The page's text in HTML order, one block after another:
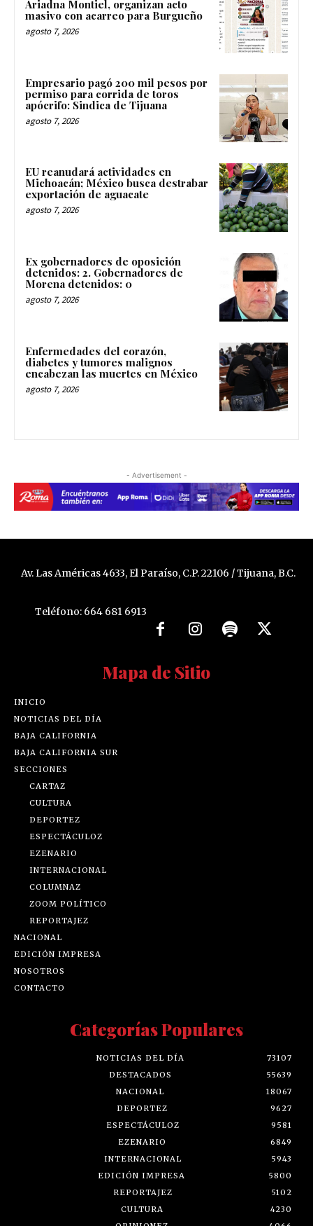
Ariadna Montiel, organizan acto
masivo con acarreo para Burgueño
agosto 7, 2026
Empresario pagó 200 mil pesos por
permiso para corrida de toros
apócrifo: Sindica de Tijuana
agosto 7, 2026
EU reanudará actividades en
Michoacán; México busca destrabar
exportación de aguacate
agosto 7, 2026
Ex gobernadores de oposición
detenidos: 2. Gobernadores de
Morena detenidos: 0
agosto 7, 2026
Enfermedades del corazón,
diabetes y tumores malignos
encabezan las muertes en México
agosto 7, 2026
- Advertisement -
Av. Las Américas 4633, El Paraíso, C.P. 22106 / Tijuana, B.C.
Teléfono: 664 681 6913
Mapa de Sitio
INICIO
NOTICIAS DEL DÍA
BAJA CALIFORNIA
BAJA CALIFORNIA SUR
SECCIONES
CARTAZ
CULTURA
DEPORTEZ
ESPECTÁCULOZ
EZENARIO
INTERNACIONAL
COLUMNAZ
ZOOM POLÍTICO
REPORTAJEZ
NACIONAL
EDICIÓN IMPRESA
NOSOTROS
CONTACTO
Categorías Populares
NOTICIAS DEL DÍA
73107
DESTACADOS
55639
NACIONAL
18067
DEPORTEZ
9627
ESPECTÁCULOZ
9581
EZENARIO
6849
INTERNACIONAL
5943
EDICIÓN IMPRESA
5800
REPORTAJEZ
5102
CULTURA
4230